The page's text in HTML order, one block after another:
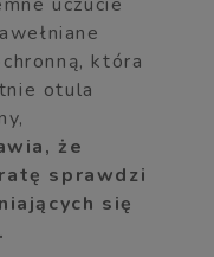
która
otula
że
sprawdzi
się